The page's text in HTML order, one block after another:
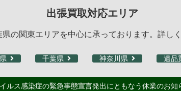
出張買取対応エリア
の関東エリアを中心に承っております。詳し
千葉県 神奈川県 遺品
ルス感染症の緊急事態宣言発出にともなう休業のお知